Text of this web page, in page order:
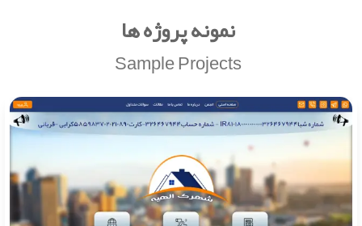
نمونه پروژه ها
Sample Projects